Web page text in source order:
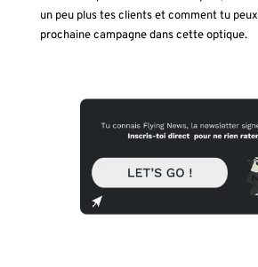
un peu plus tes clients et comment tu peux
prochaine campagne dans cette optique.